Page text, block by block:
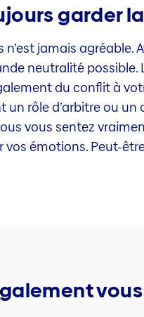
garder
jamais
neutralité
du conflit à
rôle d’arbitre ou
vous sentez
vos émotions. Peut-